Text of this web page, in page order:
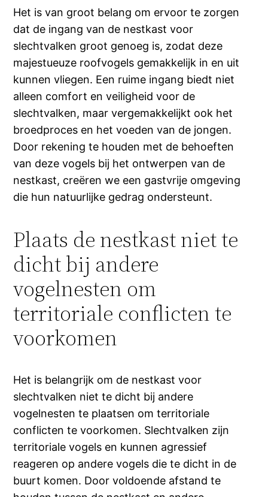
Het is van groot belang om ervoor te zorgen
dat de ingang van de nestkast voor
slechtvalken groot genoeg is, zodat deze
majestueuze roofvogels gemakkelijk in en uit
kunnen vliegen. Een ruime ingang biedt niet
alleen comfort en veiligheid voor de
slechtvalken, maar vergemakkelijkt ook het
broedproces en het voeden van de jongen.
Door rekening te houden met de behoeften
van deze vogels bij het ontwerpen van de
nestkast, creëren we een gastvrije omgeving
die hun natuurlijke gedrag ondersteunt.
Plaats de nestkast niet te
dicht bij andere
vogelnesten om
territoriale conflicten te
voorkomen
Het is belangrijk om de nestkast voor
slechtvalken niet te dicht bij andere
vogelnesten te plaatsen om territoriale
conflicten te voorkomen. Slechtvalken zijn
territoriale vogels en kunnen agressief
reageren op andere vogels die te dicht in de
buurt komen. Door voldoende afstand te